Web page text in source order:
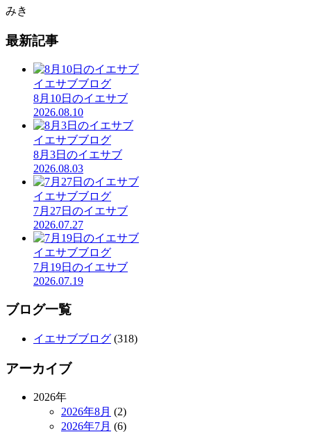
みき
最新記事
イエサブブログ
8月10日のイエサブ
2026.08.10
イエサブブログ
8月3日のイエサブ
2026.08.03
イエサブブログ
7月27日のイエサブ
2026.07.27
イエサブブログ
7月19日のイエサブ
2026.07.19
ブログ一覧
イエサブブログ (318)
アーカイブ
2026年
2026年8月 (2)
2026年7月 (6)